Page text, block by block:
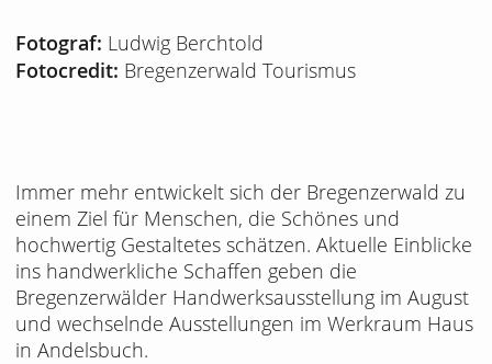
Fotograf: Ludwig Berchtold
Fotocredit: Bregenzerwald Tourismus
Immer mehr entwickelt sich der Bregenzerwald zu
einem Ziel für Menschen, die Schönes und
hochwertig Gestaltetes schätzen. Aktuelle Einblicke
ins handwerkliche Schaffen geben die
Bregenzerwälder Handwerksausstellung im August
und wechselnde Ausstellungen im Werkraum Haus
in Andelsbuch.